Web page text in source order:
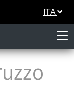
ITA